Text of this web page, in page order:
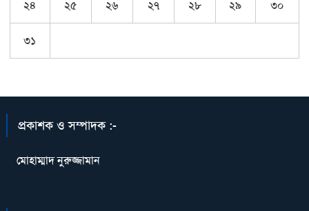
২৪ ২৫ ২৬ ২৭ ২৮ ২৯ ৩০
৩১
প্রকাশক ও সম্পাদক :-
মোহাম্মাদ নুরুজ্জামান